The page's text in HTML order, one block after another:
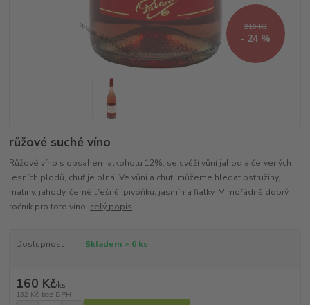
210 Kč
- 24 %
růžové suché víno
Růžové víno s obsahem alkoholu 12%, se svěží vůní jahod a červených
lesních plodů, chuť je plná. Ve vůni a chuti můžeme hledat ostružiny,
maliny, jahody, černé třešně, pivoňku, jasmín a fialky. Mimořádně dobrý
ročník pro toto víno. celý popis
Dostupnost Skladem > 6 ks
160 Kč/ks
132 Kč bez DPH